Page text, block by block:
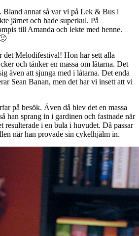
Bland annat så var vi på Lek & Bus i
järnet och hade superkul. På
till Amanda och lekte med henne.
det Melodifestival! Hon har sett alla
och tänker en massa om låtarna. Det
även att sjunga med i låtarna. Det enda
Sean Banan, men det har vi insett att vi
på besök. Även då blev det en massa
han sprang in i gardinen och fastnade när
resulterade i en bula i huvudet. Då passar
när han provade sin cykelhjälm in.